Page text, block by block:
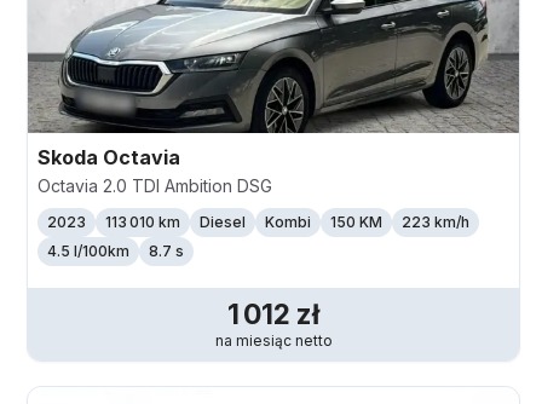
Skoda Octavia
Octavia 2.0 TDI Ambition DSG
2023 113 010 km Diesel Kombi 150 KM 223 km/h
4.5 l/100km
8.7 s
1 012 zł
na miesiąc netto